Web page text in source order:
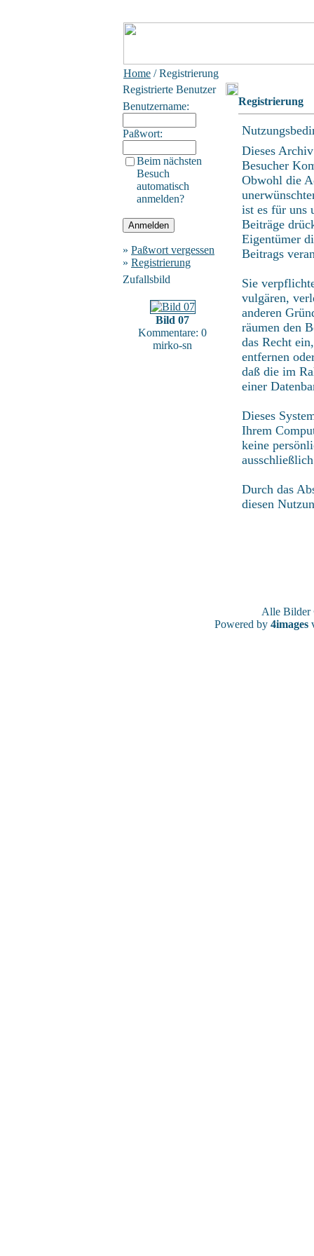
Home / Registrierung
Registrierte Benutzer
Benutzername:
Paßwort:
Beim nächsten
Besuch
automatisch
anmelden?
» Paßwort vergessen
» Registrierung
Zufallsbild
Bild 07
Kommentare: 0
mirko-sn
Registrierung
Dieses
Besucher
Obwohl die
ist es für uns
Beiträge
Eigentümer
Beitrags
Sie
vulgären,
anderen
räumen den
das Recht
entfernen
daß die im
einer
Dieses
Ihrem
keine
Durch das
diesen
Alle
Powered by 4images